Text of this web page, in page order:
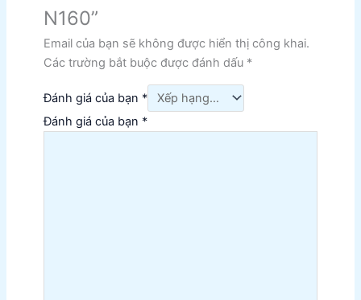
N160”
Email của bạn sẽ không được hiển thị công khai.
Các trường bắt buộc được đánh dấu *
Đánh giá của bạn *
Đánh giá của bạn *